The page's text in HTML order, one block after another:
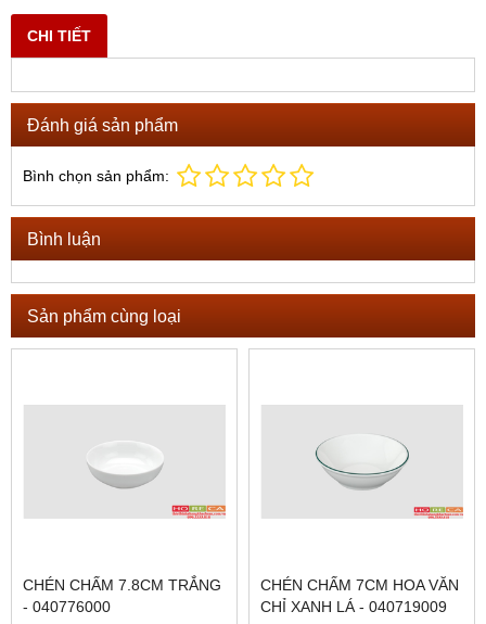
CHI TIẾT
Đánh giá sản phẩm
Bình chọn sản phẩm:
Bình luận
Sản phẩm cùng loại
CHÉN CHẤM 7.8CM TRẮNG
- 040776000
CHÉN CHẤM 7CM HOA VĂN
CHỈ XANH LÁ - 040719009